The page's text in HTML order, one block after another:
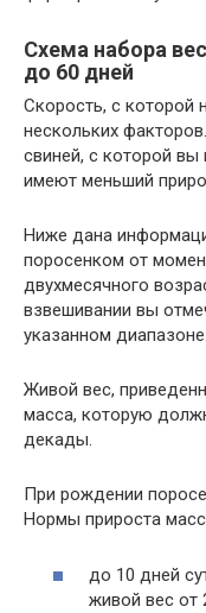
Схема набора
до 60 дней
Скорость, с которой
нескольких
свиней, с которой
имеют меньший
Ниже дана
поросенком от
двухмесячного
взвешивании вы
указанном диапазоне.
Живой вес,
масса, которую
декады.
При рождении
Нормы прироста
до 10 дней
живой вес от